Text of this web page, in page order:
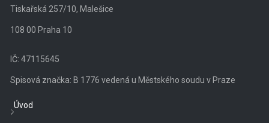
Tiskařská 257/10, Malešice
108 00 Praha 10
IČ: 47115645
Spisová značka: B 1776 vedená u Městského soudu v Praze
Úvod